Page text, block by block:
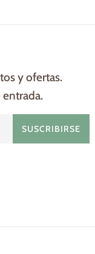
y ofertas.
SUSCRIBIRSE